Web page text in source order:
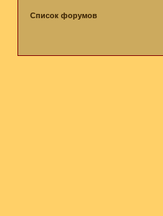
Список форумов